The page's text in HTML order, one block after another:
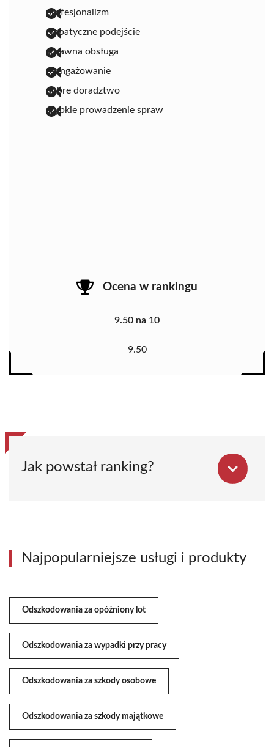
profesjonalizm
empatyczne podejście
sprawna obsługa
zaangażowanie
dobre doradztwo
szybkie prowadzenie spraw
Ocena w rankingu
9.50 na 10
9.50
Jak powstał ranking?
Najpopularniejsze usługi i produkty
Odszkodowania za opóźniony lot
Odszkodowania za wypadki przy pracy
Odszkodowania za szkody osobowe
Odszkodowania za szkody majątkowe